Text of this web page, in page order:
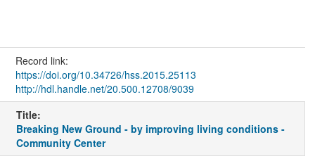
Record link:
https://doi.org/10.34726/hss.2015.25113
http://hdl.handle.net/20.500.12708/9039
Title:
Breaking New Ground - by improving living conditions -
Community Center